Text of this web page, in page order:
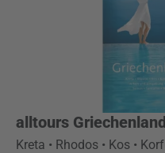
alltours
Kreta • Rhodos • Kos •